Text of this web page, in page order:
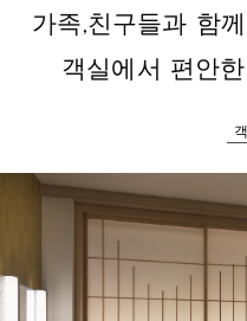
가족,친구들과 함
객실에서 편안